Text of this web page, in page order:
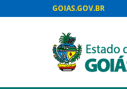
GOIAS.GOV.BR